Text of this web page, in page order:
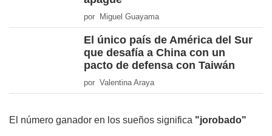
por Miguel Guayama
El único país de América del Sur
que desafía a China con un
pacto de defensa con Taiwán
por Valentina Araya
El número ganador en los sueños significa "jorobado"